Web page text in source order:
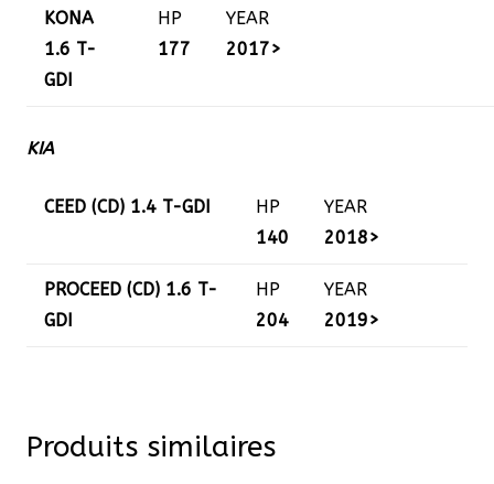
KONA
1.6 T-
GDI
HP
177
YEAR
2017>
KIA
CEED (CD) 1.4 T-GDI
HP
140
YEAR
2018>
PROCEED (CD) 1.6 T-
GDI
HP
204
YEAR
2019>
Produits similaires